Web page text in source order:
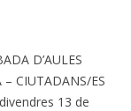
D’AULES
– CIUTADANS/ES
13 de